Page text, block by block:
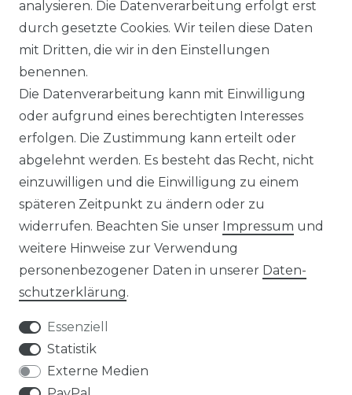
INFORMATIONEN & SERVICE
BLOG
ZAHLUNG & VERSAND
AUFBAUANLEITUNGEN
TIPS & TRICKS
HINWEIS ZUR BATTERIEENTSORGUNG
VERPACKUNGSHINWEISE
ÜBER UNS
UNSER TEAM
analysieren. Die Datenverarbeitung erfolgt erst
durch gesetzte Cookies. Wir teilen diese Daten
mit Dritten, die wir in den Einstellungen
benennen.
Die Datenverarbeitung kann mit Einwilligung
oder aufgrund eines berechtigten Interesses
erfolgen. Die Zustimmung kann erteilt oder
abgelehnt werden. Es besteht das Recht, nicht
einzuwilligen und die Einwilligung zu einem
späteren Zeitpunkt zu ändern oder zu
widerrufen. Beachten Sie unser Impressum und
weitere Hinweise zur Verwendung
personenbezogener Daten in unserer Daten­
schutz­erklärung.
Essenziell
Statistik
Externe Medien